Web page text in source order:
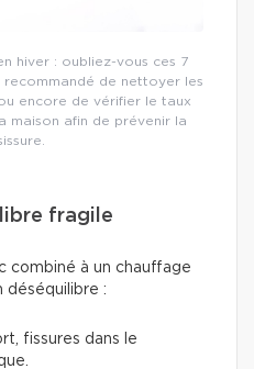
hiver : oubliez-vous ces 7
recommandé de nettoyer les
encore de vérifier le taux
maison afin de prévenir la
fragile
combiné à un chauffage
déséquilibre :
fissures dans le